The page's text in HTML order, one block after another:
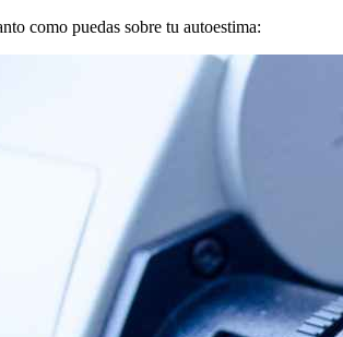
como puedas sobre tu autoestima: